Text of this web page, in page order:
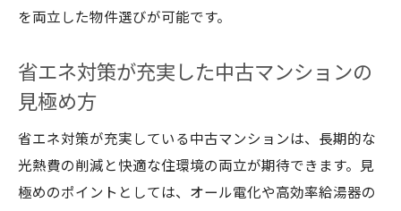
を両立した物件選びが可能です。
省エネ対策が充実した中古マンションの
見極め方
省エネ対策が充実している中古マンションは、長期的な
光熱費の削減と快適な住環境の両立が期待できます。見
極めのポイントとしては、オール電化や高効率給湯器の